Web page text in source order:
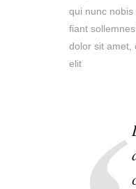
qui nunc nobis
fiant
dolor sit amet,
elit